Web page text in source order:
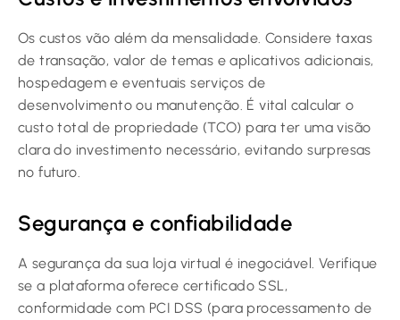
Os custos vão além da mensalidade. Considere taxas
de transação, valor de temas e aplicativos adicionais,
hospedagem e eventuais serviços de
desenvolvimento ou manutenção. É vital calcular o
custo total de propriedade (TCO) para ter uma visão
clara do investimento necessário, evitando surpresas
no futuro.
Segurança e confiabilidade
A segurança da sua loja virtual é inegociável. Verifique
se a plataforma oferece certificado SSL,
conformidade com PCI DSS (para processamento de